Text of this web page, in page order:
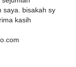
saya. bisakah sy
kasih